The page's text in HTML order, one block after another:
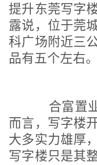
提升东莞写字
露说，位于莞
科广场附近三
品有五个左右
合富置业
而言，写字楼
大多实力雄厚
写字楼只是其